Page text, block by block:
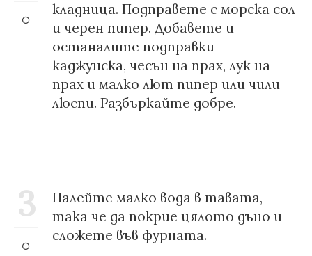
кладница. Подправете с морска сол
и черен пипер. Добавете и
останалите подправки -
каджунска, чесън на прах, лук на
прах и малко лют пипер или чили
люспи. Разбъркайте добре.
3
Налейте малко вода в тавата,
така че да покрие цялото дъно и
сложете във фурната.